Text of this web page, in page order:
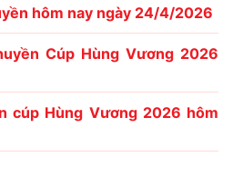
hôm nay ngày 24/4/2026
Cúp Hùng Vương 2026
cúp Hùng Vương 2026 hôm